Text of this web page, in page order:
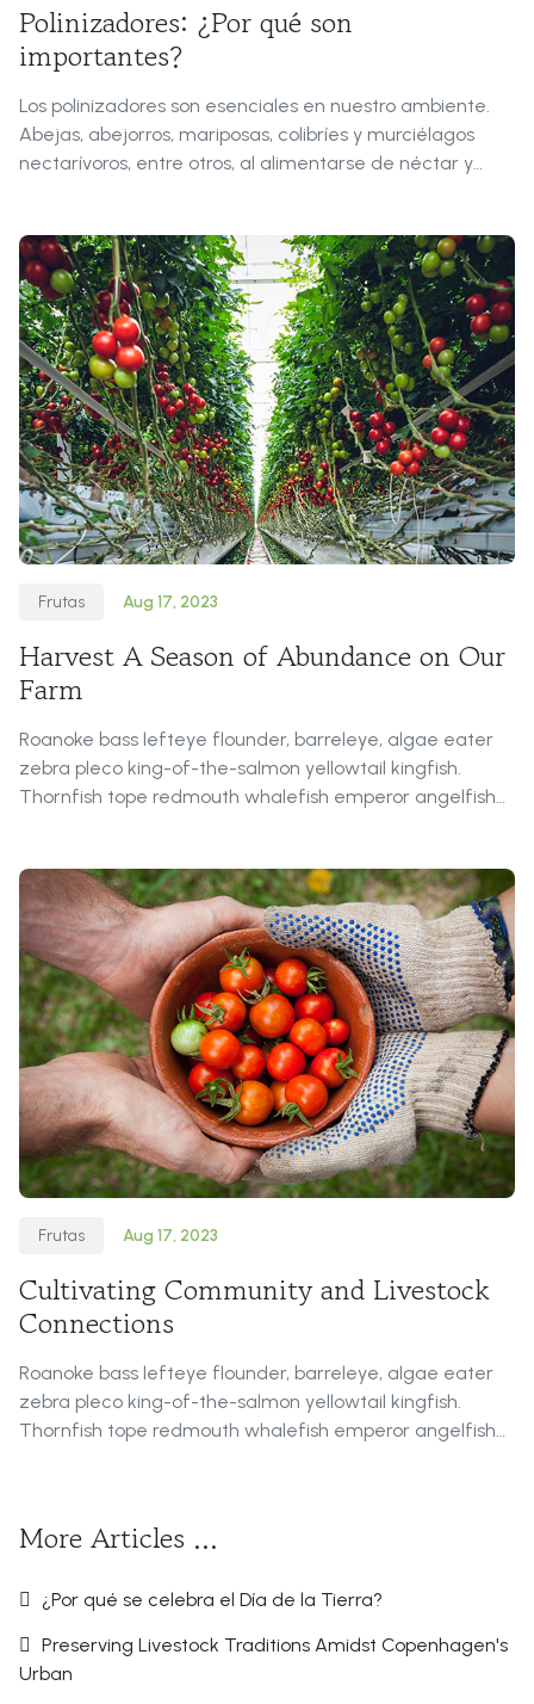
Polinizadores: ¿Por qué son
importantes?
Los polinizadores son esenciales en nuestro ambiente.
Abejas, abejorros, mariposas, colibríes y murciélagos
nectarívoros, entre otros, al alimentarse de néctar y
frutos. Los polinizadores son responsables de la
reproducción sexual de más del 80% de las plantas
vasculares terrestres.
Frutas Aug 17, 2023
Harvest A Season of Abundance on Our
Farm
Roanoke bass lefteye flounder, barreleye, algae eater
zebra pleco king-of-the-salmon yellowtail kingfish.
Thornfish tope redmouth whalefish emperor angelfish
wallago European perch barfish monkfish snake
Frutas Aug 17, 2023
Cultivating Community and Livestock
Connections
Roanoke bass lefteye flounder, barreleye, algae eater
zebra pleco king-of-the-salmon yellowtail kingfish.
Thornfish tope redmouth whalefish emperor angelfish
More Articles …
¿Por qué se celebra el Día de la Tierra?
Preserving Livestock Traditions Amidst Copenhagen's
Urban